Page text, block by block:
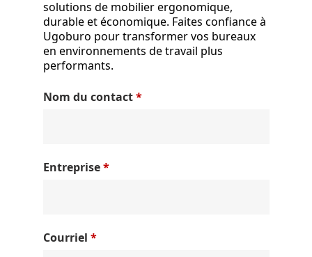
solutions de mobilier ergonomique,
durable et économique. Faites confiance à
Ugoburo pour transformer vos bureaux
en environnements de travail plus
performants.
Nom du contact*
Entreprise*
Courriel *